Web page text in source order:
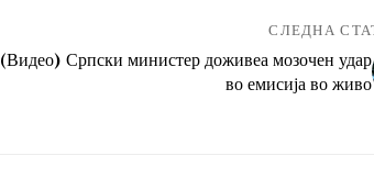
СЛЕДНА
(Видео) Српски министер доживеа мозочен удар
во емисија во живо